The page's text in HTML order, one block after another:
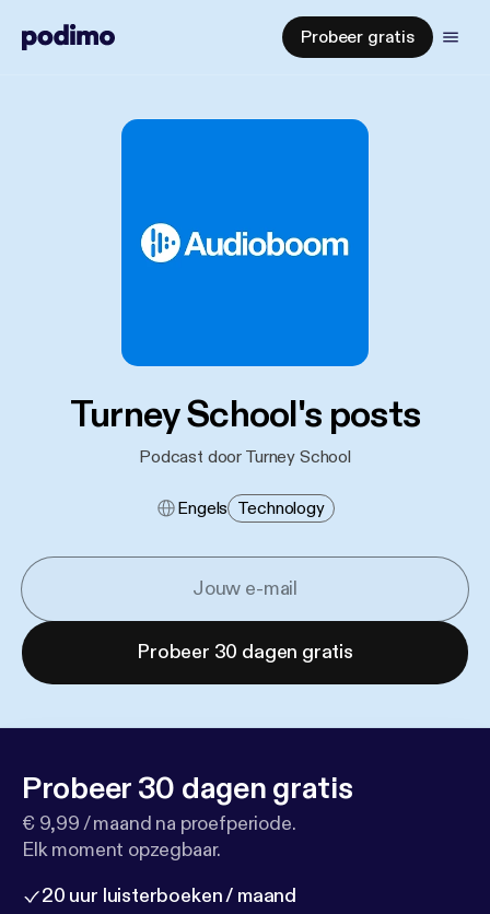
Probeer gratis
Turney School's posts
Podcast door Turney School
Engels Technology
Probeer 30 dagen gratis
Probeer 30 dagen gratis
€ 9,99 / maand na proefperiode.
Elk moment opzegbaar.
20 uur luisterboeken / maand